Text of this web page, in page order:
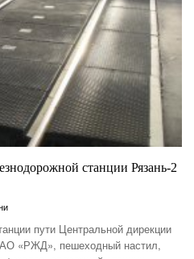
станции Рязань-2
пути Центральной дирекции
«РЖД», пешеходный настил,